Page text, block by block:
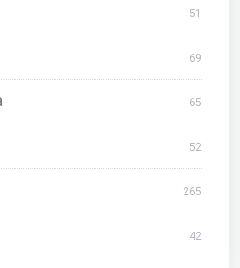
51
69
65
52
265
42